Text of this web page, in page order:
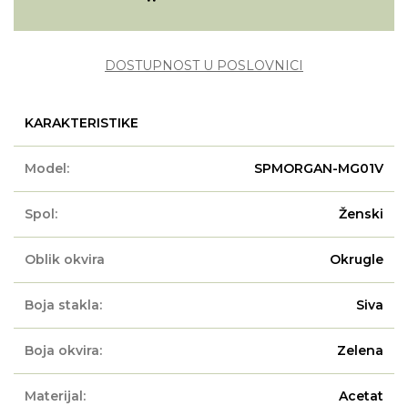
DOSTUPNOST U POSLOVNICI
KARAKTERISTIKE
Model: SPMORGAN-MG01V
Spol: Ženski
Oblik okvira Okrugle
Boja stakla: Siva
Boja okvira: Zelena
Materijal: Acetat